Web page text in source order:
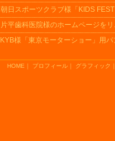
朝日スポーツクラブ様「KIDS
片平歯科医院様のホームページを
KYB様「東京モーターショー」用パ
HOME プロフィール グラフィック